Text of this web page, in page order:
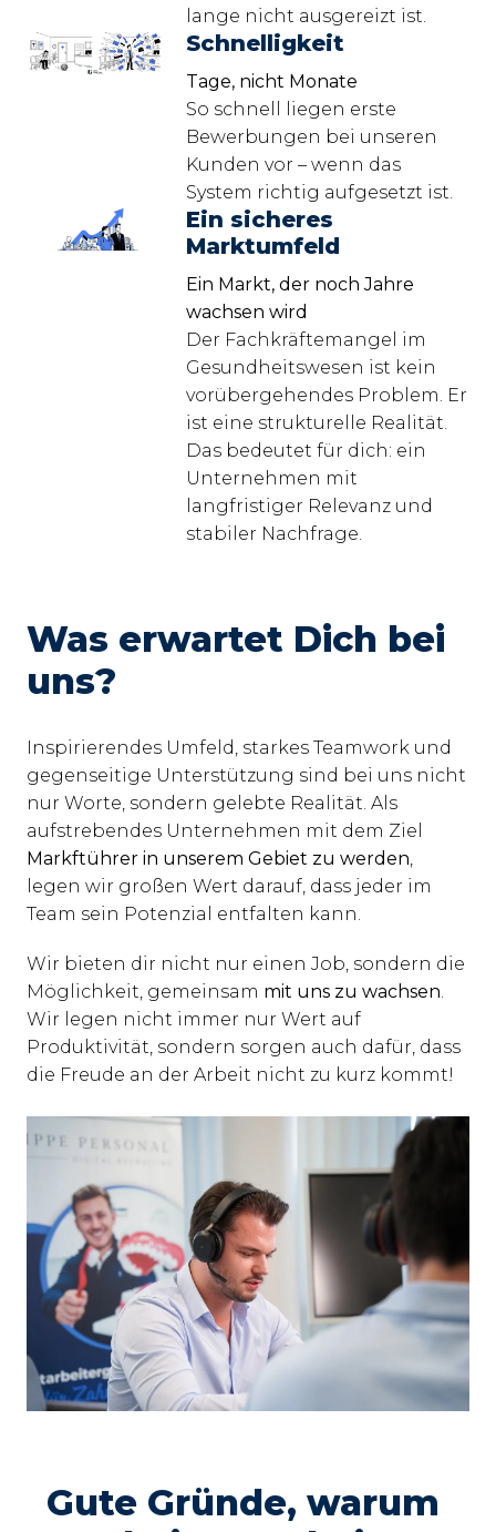
lange nicht ausgereizt ist.
Schnelligkeit
Tage, nicht Monate
So schnell liegen erste
Bewerbungen bei unseren
Kunden vor – wenn das
System richtig aufgesetzt ist.
Ein sicheres
Marktumfeld
Ein Markt, der noch Jahre
wachsen wird
Der Fachkräftemangel im
Gesundheitswesen ist kein
vorübergehendes Problem. Er
ist eine strukturelle Realität.
Das bedeutet für dich: ein
Unternehmen mit
langfristiger Relevanz und
stabiler Nachfrage.
Was erwartet Dich bei
uns?
Inspirierendes Umfeld, starkes Teamwork und
gegenseitige Unterstützung sind bei uns nicht
nur Worte, sondern gelebte Realität. Als
Markftührer in unserem Gebiet zu werden,
legen wir großen Wert darauf, dass jeder im
Team sein Potenzial entfalten kann.
Wir bieten dir nicht nur einen Job, sondern die
Möglichkeit, gemeinsam mit uns zu wachsen.
Wir legen nicht immer nur Wert auf
Produktivität, sondern sorgen auch dafür, dass
Gute Gründe, warum